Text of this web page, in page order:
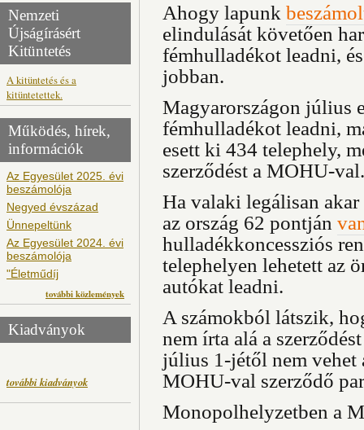
Nemzeti
Újságírásért
Kitüntetés
A kitüntetés és a
kitüntetettek.
Működés, hírek,
információk
Az Egyesület 2025. évi
beszámolója
Negyed évszázad
Ünnepeltünk
Az Egyesület 2024. évi
beszámolója
"Életműdíj
további közlemények
Kiadványok
további kiadványok
Ahogy lapunk
elindulását követően
fémhulladékot leadni,
jobban.
Magyarországon július
fémhulladékot leadni,
esett ki 434 telephely,
szerződést a MOHU-val.
Ha valaki legálisan
az ország 62 pontján
hulladékkoncessziós
telephelyen lehetett az
autókat leadni.
A számokból látszik,
nem írta alá a
július 1-jétől nem vehet
MOHU-val szerződő
Monopolhelyzetben a